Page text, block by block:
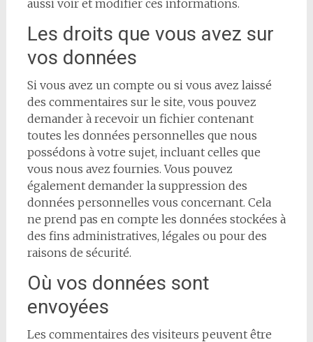
aussi voir et modifier ces informations.
Les droits que vous avez sur
vos données
Si vous avez un compte ou si vous avez laissé
des commentaires sur le site, vous pouvez
demander à recevoir un fichier contenant
toutes les données personnelles que nous
possédons à votre sujet, incluant celles que
vous nous avez fournies. Vous pouvez
également demander la suppression des
données personnelles vous concernant. Cela
ne prend pas en compte les données stockées à
des fins administratives, légales ou pour des
raisons de sécurité.
Où vos données sont
envoyées
Les commentaires des visiteurs peuvent être